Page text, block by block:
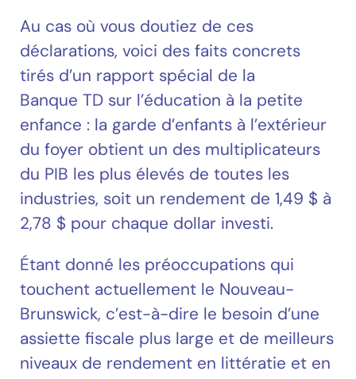
Au cas où vous doutiez de ces
déclarations, voici des faits concrets
tirés d’un rapport spécial de la
Banque TD sur l’éducation à la petite
enfance : la garde d’enfants à l’extérieur
du foyer obtient un des multiplicateurs
du PIB les plus élevés de toutes les
industries, soit un rendement de 1,49 $ à
2,78 $ pour chaque dollar investi.
Étant donné les préoccupations qui
touchent actuellement le Nouveau-
Brunswick, c’est-à-dire le besoin d’une
assiette fiscale plus large et de meilleurs
niveaux de rendement en littératie et en